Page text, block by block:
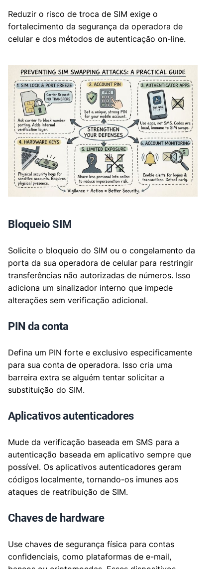
Reduzir o risco de troca de SIM exige o
fortalecimento da segurança da operadora de
celular e dos métodos de autenticação on-line.
Bloqueio SIM
Solicite o bloqueio do SIM ou o congelamento da
porta da sua operadora de celular para restringir
transferências não autorizadas de números. Isso
adiciona um sinalizador interno que impede
alterações sem verificação adicional.
PIN da conta
Defina um PIN forte e exclusivo especificamente
para sua conta de operadora. Isso cria uma
barreira extra se alguém tentar solicitar a
substituição do SIM.
Aplicativos autenticadores
Mude da verificação baseada em SMS para a
autenticação baseada em aplicativo sempre que
possível. Os aplicativos autenticadores geram
códigos localmente, tornando-os imunes aos
ataques de reatribuição de SIM.
Chaves de hardware
Use chaves de segurança física para contas
confidenciais, como plataformas de e-mail,